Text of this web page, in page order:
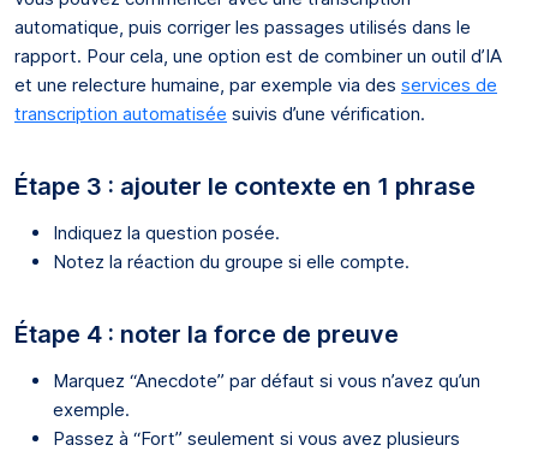
automatique, puis corriger les passages utilisés dans le
rapport. Pour cela, une option est de combiner un outil d’IA
et une relecture humaine, par exemple via des services de
transcription automatisée suivis d’une vérification.
Étape 3 : ajouter le contexte en 1 phrase
Indiquez la question posée.
Notez la réaction du groupe si elle compte.
Étape 4 : noter la force de preuve
Marquez “Anecdote” par défaut si vous n’avez qu’un
exemple.
Passez à “Fort” seulement si vous avez plusieurs